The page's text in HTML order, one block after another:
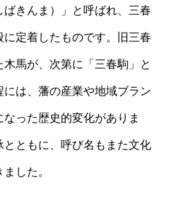
きんま）」と呼ばれ、三春
定着したものです。旧三春
馬が、次第に「三春駒」と
は、藩の産業や地域ブラン
った歴史的変化がありま
ともに、呼び名もまた文化
した。